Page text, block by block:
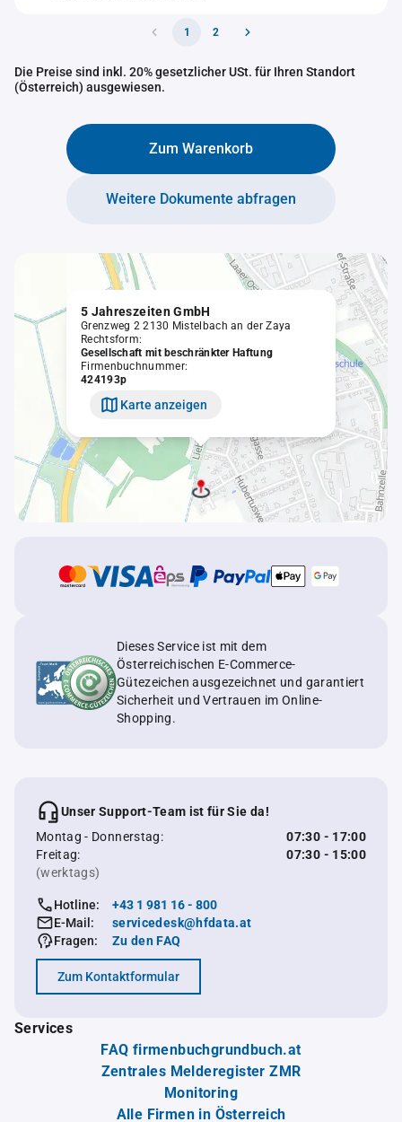
1 2
Die Preise sind inkl. 20% gesetzlicher USt. für Ihren Standort
(Österreich) ausgewiesen.
Zum Warenkorb
Weitere Dokumente abfragen
5 Jahreszeiten GmbH
Grenzweg 2 2130 Mistelbach an der Zaya
Rechtsform:
Gesellschaft mit beschränkter Haftung
Firmenbuchnummer:
424193p
Karte anzeigen
Dieses Service ist mit dem
Österreichischen E-Commerce-
Gütezeichen ausgezeichnet und garantiert
Sicherheit und Vertrauen im Online-
Shopping.
Unser Support-Team ist für Sie da!
Montag - Donnerstag:
07:30 - 17:00
Freitag:
07:30 - 15:00
(werktags)
Hotline:
+43 1 981 16 - 800
E-Mail:
servicedesk@hfdata.at
Fragen:
Zu den FAQ
Zum Kontaktformular
Services
FAQ firmenbuchgrundbuch.at
Zentrales Melderegister ZMR
Monitoring
Alle Firmen in Österreich